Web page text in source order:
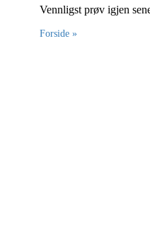
Vennligst prøv igjen
Forside »